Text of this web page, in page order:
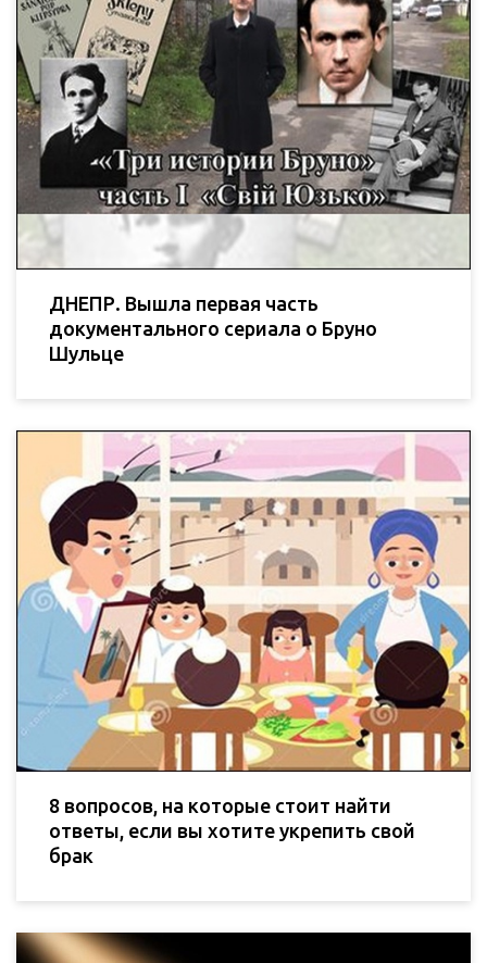
ДНЕПР. Вышла первая часть
документального сериала о Бруно
Шульце
8 вопросов, на которые стоит найти
ответы, если вы хотите укрепить свой
брак